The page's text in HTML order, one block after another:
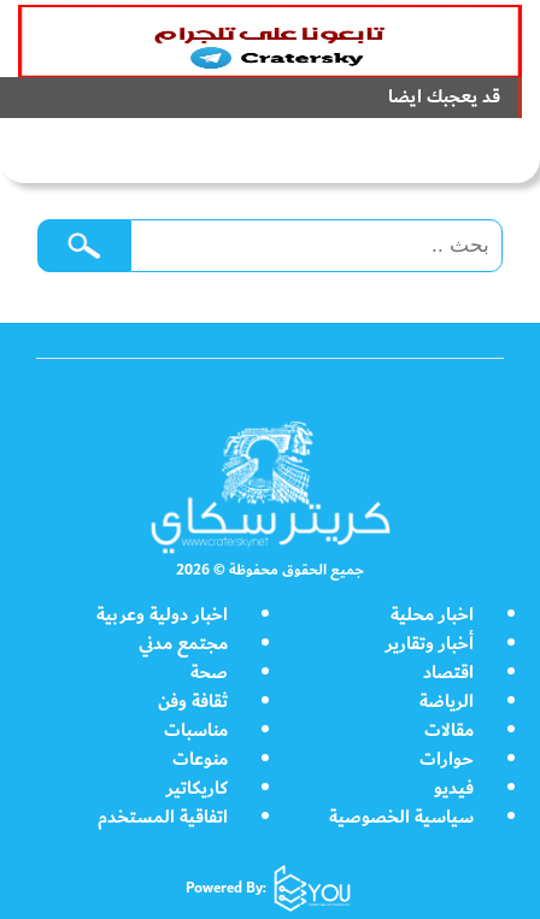
قد يعجبك ايضا
جميع الحقوق محفوظة © 2026
اخبار محلية
اخبار دولية وعربية
أخبار وتقارير
مجتمع مدني
اقتصاد
صحة
الرياضة
ثقافة وفن
مقالات
مناسبات
حوارات
منوعات
فيديو
كاريكاتير
سياسية الخصوصية
اتفاقية المستخدم
Powered By: